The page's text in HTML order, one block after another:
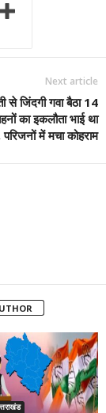
Next article
से जिंदगी गवा बैठा 14
का इकलौता भाई था
में मचा कोहराम